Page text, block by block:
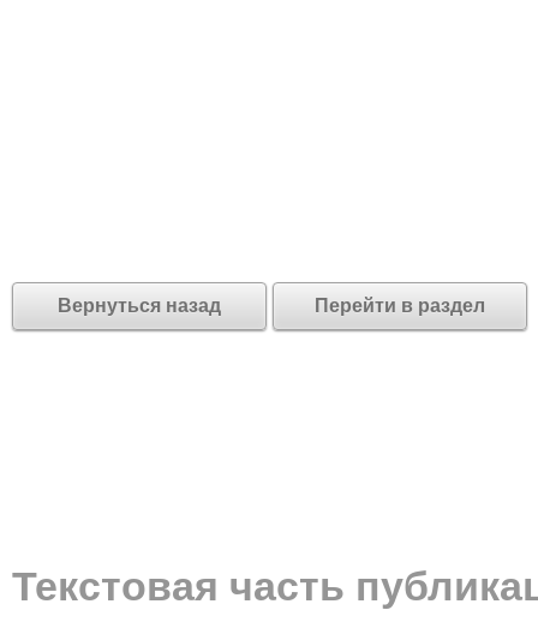
Вернуться назад Перейти в раздел
Текстовая часть